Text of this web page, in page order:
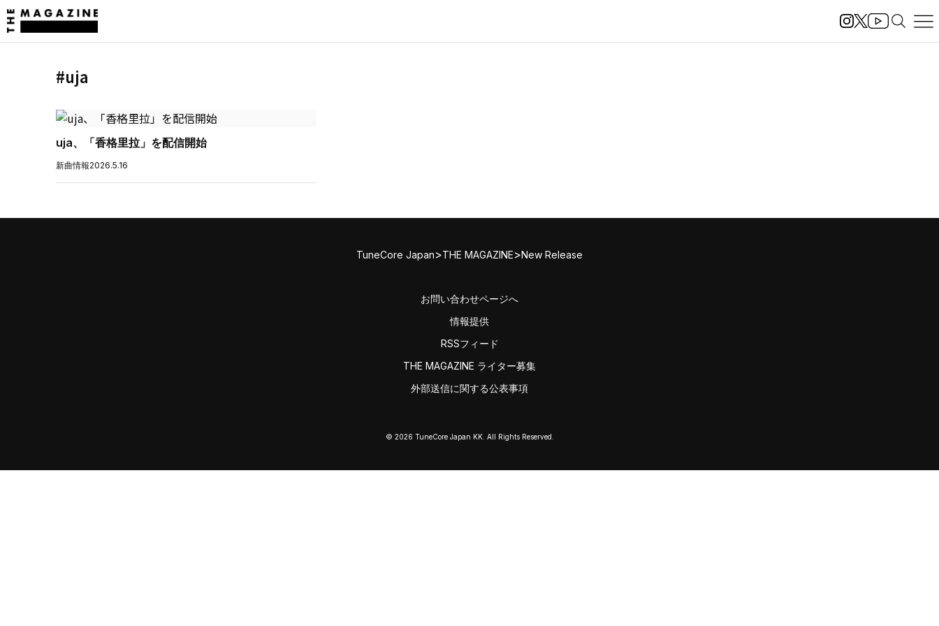
#uja
uja、「香格里拉」を配信開始
新曲情報2026.5.16
TuneCore Japan>THE MAGAZINE>New Release
お問い合わせページへ
情報提供
RSSフィード
THE MAGAZINE ライター募集
外部送信に関する公表事項
© 2026 TuneCore Japan KK. All Rights Reserved.